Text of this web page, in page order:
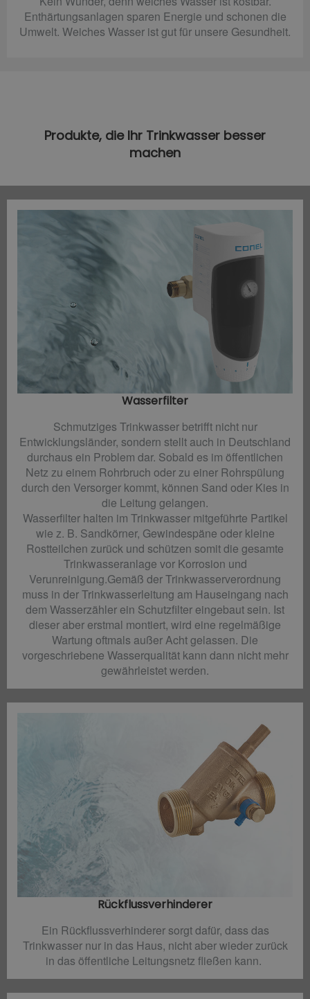
Enthärtungsanlagen sparen Energie und schonen die
Umwelt. Weiches Wasser ist gut für unsere Gesundheit.
Produkte, die Ihr Trinkwasser besser
machen
Wasserfilter​
Schmutziges Trinkwasser betrifft nicht nur
Entwicklungsländer, sondern stellt auch in Deutschland
durchaus ein Problem dar. Sobald es im öffentlichen
Netz zu einem Rohrbruch oder zu einer Rohrspülung
durch den Versorger kommt, können Sand oder Kies in
die Leitung gelangen.
Wasserfilter halten im Trinkwasser mitgeführte Partikel
wie z. B. Sandkörner, Gewindespäne oder kleine
Rostteilchen zurück und schützen somit die gesamte
Trinkwasseranlage vor Korrosion und
Verunreinigung.Gemäß der Trinkwasserverordnung
muss in der Trinkwasserleitung am Hauseingang nach
dem Wasserzähler ein Schutzfilter eingebaut sein. Ist
dieser aber erstmal montiert, wird eine regelmäßige
Wartung oftmals außer Acht gelassen. Die
vorgeschriebene Wasserqualität kann dann nicht mehr
gewährleistet werden.
Rückflussverhinderer​
Ein Rückflussverhinderer sorgt dafür, dass das
Trinkwasser nur in das Haus, nicht aber wieder zurück
in das öffentliche Leitungsnetz fließen kann.